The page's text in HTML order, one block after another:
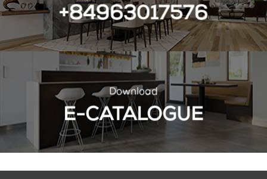
+84963017576
Download
E-CATALOGUE